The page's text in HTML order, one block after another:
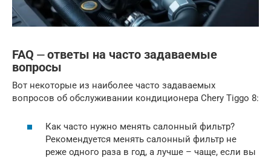
FAQ ⏤ ответы на часто задаваемые
вопросы
Вот некоторые из наиболее часто задаваемых
вопросов об обслуживании кондиционера Chery Tiggo 8:
Как часто нужно менять салонный фильтр?
Рекомендуется менять салонный фильтр не
реже одного раза в год, а лучше – чаще, если вы